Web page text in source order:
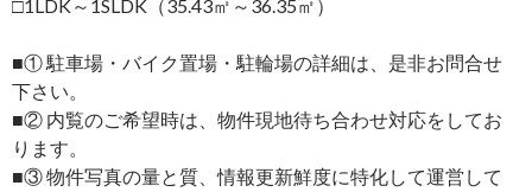
□1LDK～1SLDK（35.43㎡～36.35㎡）
■① 駐車場・バイク置場・駐輪場の詳細は、是非お問合せ
下さい。
■② 内覧のご希望時は、物件現地待ち合わせ対応をしてお
ります。
■③ 物件写真の量と質、情報更新鮮度に特化して運営して